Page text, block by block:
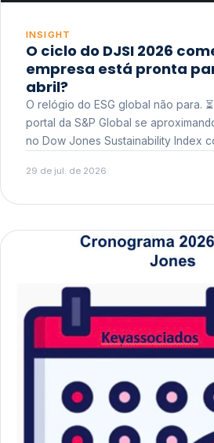
INSIGHT
O ciclo do DJSI 2026
empresa está pronta
abril?
O relógio do ESG global não para. ⏳ Com a abertura do
portal da S&P Global se
no Dow Jones Sustainability Index
29 de jul. de 2026